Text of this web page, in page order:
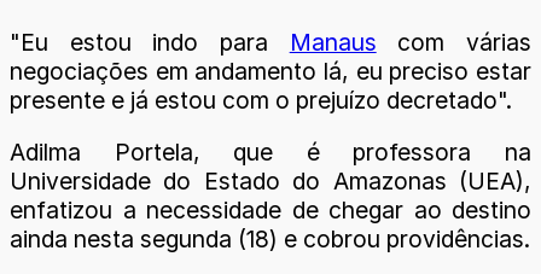
"Eu estou indo para Manaus com várias
negociações em andamento lá, eu preciso estar
presente e já estou com o prejuízo decretado".
Adilma Portela, que é professora na
Universidade do Estado do Amazonas (UEA),
enfatizou a necessidade de chegar ao destino
ainda nesta segunda (18) e cobrou providências.